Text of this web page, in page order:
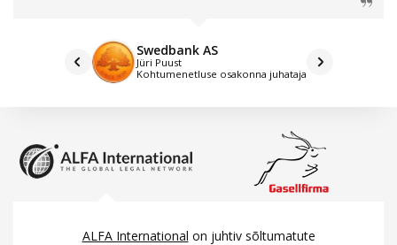
Swedbank AS
Jüri Puust
Kohtumenetluse osakonna juhataja
ALFA International on juhtiv sõltumatute